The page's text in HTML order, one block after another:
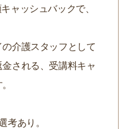
ャッシュバックで、
介護スタッフとして
される、受講料キャ
あり。